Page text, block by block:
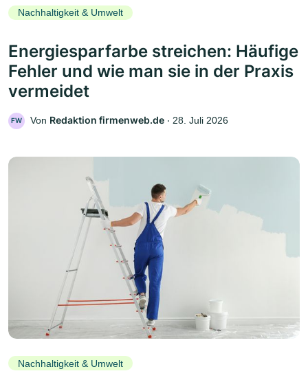
Nachhaltigkeit & Umwelt
Energiesparfarbe streichen: Häufige
Fehler und wie man sie in der Praxis
vermeidet
FW Von Redaktion firmenweb.de ‧ 28. Juli 2026
Nachhaltigkeit & Umwelt